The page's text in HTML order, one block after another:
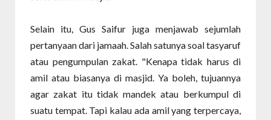
Selain itu, Gus Saifur juga menjawab sejumlah
pertanyaan dari jamaah. Salah satunya soal tasyaruf
atau pengumpulan zakat. "Kenapa tidak harus di
amil atau biasanya di masjid. Ya boleh, tujuannya
agar zakat itu tidak mandek atau berkumpul di
suatu tempat. Tapi kalau ada amil yang terpercaya,